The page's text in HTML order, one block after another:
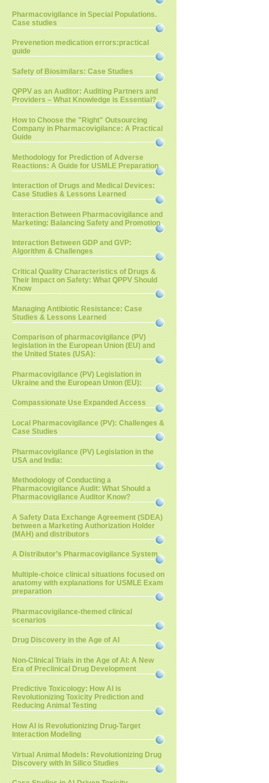
Pharmacovigilance in Special Populations.
Case studies
Prevenetion medication errors:practical
guide
Safety of Biosimilars: Case Studies
QPPV as an Auditor: Auditing Partners and
Providers – What Knowledge is Essential?
How to Choose the "Right" Outsourcing
Company in Pharmacovigilance: A Practical
Guide
Methodology for Prediction of Adverse
Reactions: A Guide for USMLE Preparation
Interaction of Drugs and Medical Devices:
Case Studies & Lessons Learned
Interaction Between Pharmacovigilance and
Marketing: Balancing Safety and Promotion
Interaction Between GDP and GVP:
Algorithm & Challenges
Critical Quality Characteristics of Drugs &
Their Impact on Safety: What QPPV Should
Know
Managing Antibiotic Resistance: Case
Studies & Lessons Learned
Comparison of pharmacovigilance (PV)
legislation in the European Union (EU) and
the United States (USA):
Pharmacovigilance (PV) Legislation in
Ukraine and the European Union (EU):
Compassionate Use Expanded Access
Local Pharmacovigilance (PV): Challenges &
Case Studies
Pharmacovigilance (PV) Legislation in the
USA and India:
Methodology of Conducting a
Pharmacovigilance Audit: What Should a
Pharmacovigilance Auditor Know?
A Safety Data Exchange Agreement (SDEA)
between a Marketing Authorization Holder
(MAH) and distributors
A Distributor’s Pharmacovigilance System
Multiple-choice clinical situations focused on
anatomy with explanations for USMLE Exam
preparation
Pharmacovigilance-themed clinical
scenarios
Drug Discovery in the Age of AI
Non-Clinical Trials in the Age of AI: A New
Era of Preclinical Drug Development
Predictive Toxicology: How AI is
Revolutionizing Toxicity Prediction and
Reducing Animal Testing
How AI is Revolutionizing Drug-Target
Interaction Modeling
Virtual Animal Models: Revolutionizing Drug
Discovery with In Silico Studies